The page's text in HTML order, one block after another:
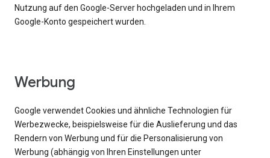
Nutzung auf den Google-Server hochgeladen und in Ihrem
Google-Konto gespeichert wurden.
Werbung
Google verwendet Cookies und ähnliche Technologien für
Werbezwecke, beispielsweise für die Auslieferung und das
Rendern von Werbung und für die Personalisierung von
Werbung (abhängig von Ihren Einstellungen unter